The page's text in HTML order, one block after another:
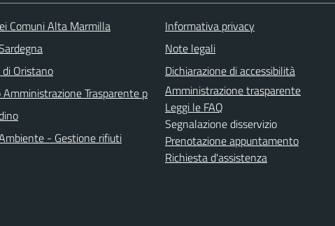
Comuni Alta Marmilla
Oristano
Trasparente p
- Gestione rifiuti
Informativa privacy
Note legali
Dichiarazione di accessibilità
Amministrazione trasparente
Leggi le FAQ
Segnalazione disservizio
Prenotazione appuntamento
Richiesta d'assistenza